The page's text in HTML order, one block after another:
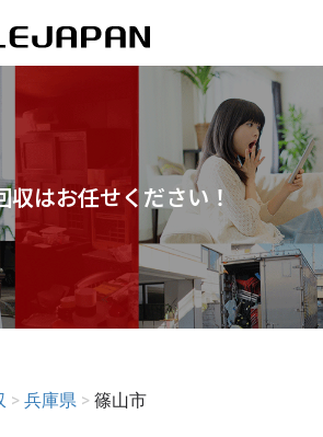
収はお任せください！
> 兵庫県 > 篠山市